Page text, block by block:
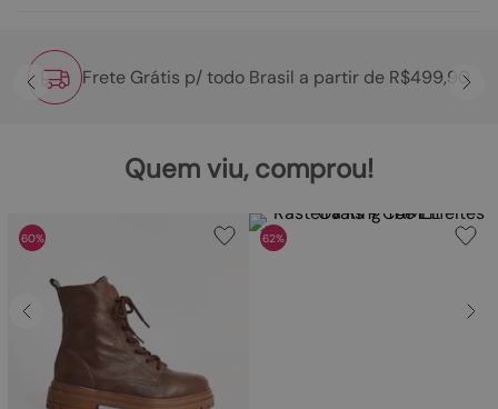
Frete Grátis p/ todo Brasil a partir de R$499,90
Quem viu, comprou!
60% 62%